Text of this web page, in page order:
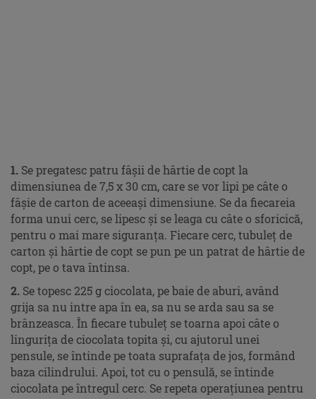
1. Se pregatesc patru fâşii de hârtie de copt la
dimensiunea de 7,5 x 30 cm, care se vor lipi pe câte o
fâşie de carton de aceeaşi dimensiune. Se da fiecareia
forma unui cerc, se lipesc şi se leaga cu câte o sforicică,
pentru o mai mare siguranţa. Fiecare cerc, tubuleţ de
carton şi hârtie de copt se pun pe un patrat de hârtie de
copt, pe o tava întinsa.
2. Se topesc 225 g ciocolata, pe baie de aburi, având
grija sa nu intre apa în ea, sa nu se arda sau sa se
brânzeasca. În fiecare tubuleţ se toarna apoi câte o
linguriţa de ciocolata topita şi, cu ajutorul unei
pensule, se întinde pe toata suprafaţa de jos, formând
baza cilindrului. Apoi, tot cu o pensulă, se întinde
ciocolata pe întregul cerc. Se repeta operaţiunea pentru